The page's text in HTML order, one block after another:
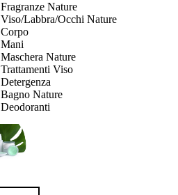
Fragranze Nature
Viso/Labbra/Occhi Nature
Corpo
Mani
Maschera Nature
Trattamenti Viso
Detergenza
Bagno Nature
Deodoranti